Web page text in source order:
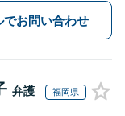
でお問い合わせ
弁護
福岡県